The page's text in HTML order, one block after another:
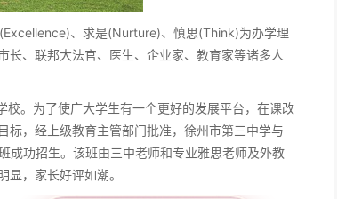
、求是(Nurture)、慎思(Think)为办学理
长、联邦大法官、医生、企业家、教育家等诸多人
。为了使广大学生有一个更好的发展平台，在课改
标，经上级教育主管部门批准，徐州市第三中学与
成功招生。该班由三中老师和专业雅思老师及外教
，家长好评如潮。